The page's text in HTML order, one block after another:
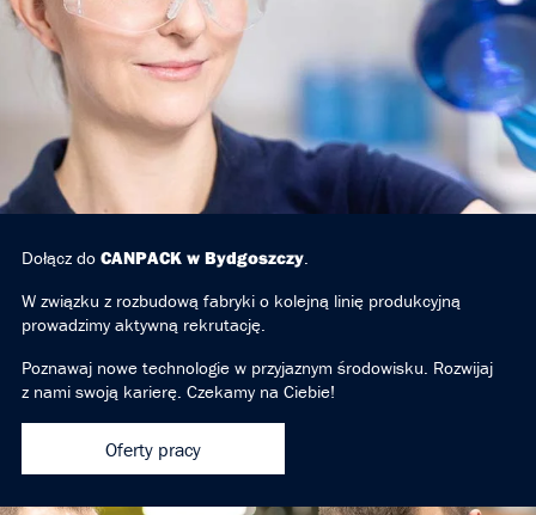
Dołącz do CANPACK w Bydgoszczy.
W związku z rozbudową fabryki o kolejną linię produkcyjną
prowadzimy aktywną rekrutację.
Poznawaj nowe technologie w przyjaznym środowisku. Rozwijaj
z nami swoją karierę. Czekamy na Ciebie!
Oferty pracy